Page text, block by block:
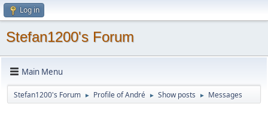
Log in
Stefan1200's Forum
Main Menu
Stefan1200's Forum ► Profile of André ► Show posts ► Messages